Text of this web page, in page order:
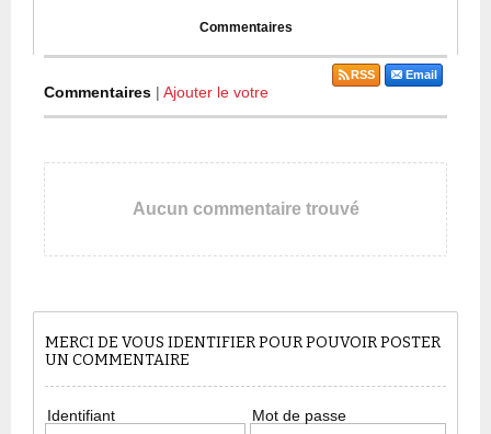
Commentaires
Commentaires | Ajouter le votre
Email
RSS
Aucun commentaire trouvé
MERCI DE VOUS IDENTIFIER POUR POUVOIR POSTER
UN COMMENTAIRE
Identifiant Mot de passe